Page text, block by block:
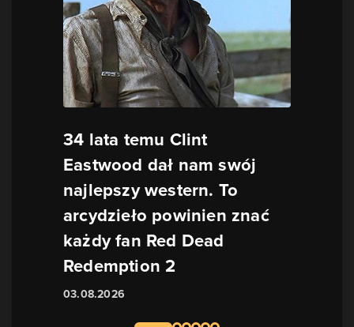
34 lata temu Clint
Eastwood dał nam swój
najlepszy western. To
arcydzieło powinien znać
każdy fan Red Dead
Redemption 2
03.08.2026